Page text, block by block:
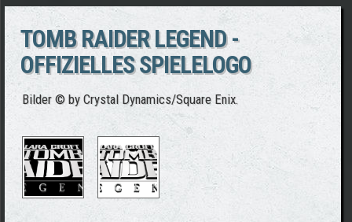
TOMB RAIDER LEGEND -
OFFIZIELLES SPIELELOGO
Bilder © by Crystal Dynamics/Square Enix.